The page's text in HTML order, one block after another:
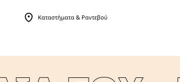
Καταστήματα & Ραντεβού